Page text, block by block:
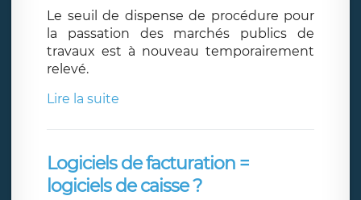
Le seuil de dispense de procédure pour
la passation des marchés publics de
travaux est à nouveau temporairement
relevé.
Lire la suite
Logiciels de facturation =
logiciels de caisse ?